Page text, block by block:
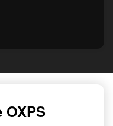
OXPS